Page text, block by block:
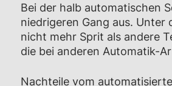
Bei der halb automatischen
niedrigeren Gang aus. Unter
nicht mehr Sprit als andere
die bei anderen Automatik-
Nachteile vom